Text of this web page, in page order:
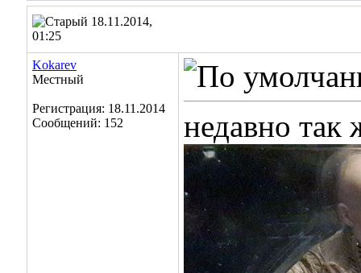
18.11.2014,
01:25
Kokarev
Местный
Регистрация: 18.11.2014
Сообщений: 152
недавно так